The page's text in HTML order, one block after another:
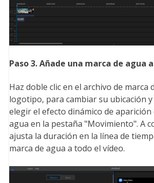
Paso3.Añade una marca de agua
Haz doble clic en el archivo de marca
logotipo, para cambiar su ubicación
elegir el efecto dinámico de aparición
agua en la pestaña "Movimiento". A
ajusta la duración en la línea de
marca de agua a todo el vídeo.